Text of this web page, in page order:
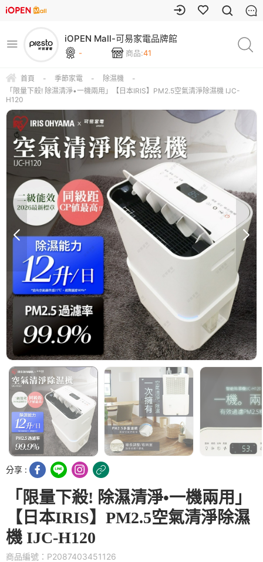
iOPEN Mall-可易家電品牌館
- 商品:41
首頁 - 季節家電 - 除濕機
-
「限量下殺! 除濕清淨•一機兩用」【日本IRIS】PM2.5空氣清淨除濕機 IJC-
H120
分享 :
「限量下殺! 除濕清淨•一機兩用」
【日本IRIS】PM2.5空氣清淨除濕
機 IJC-H120
商品編號：P2087403451126